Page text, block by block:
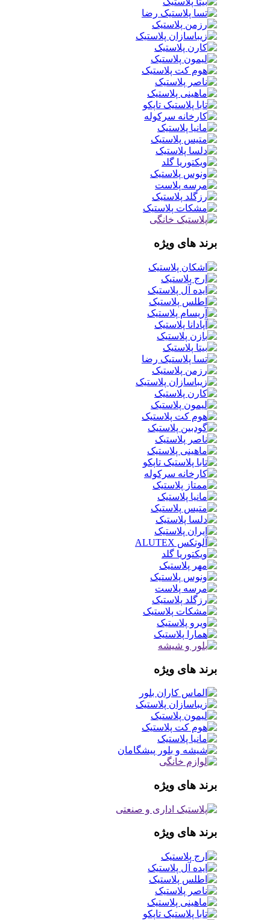
برند های ویژه
برند های ویژه
برند های ویژه
برند های ویژه